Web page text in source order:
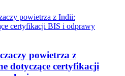
powietrza z
dotyczące certyfikacji